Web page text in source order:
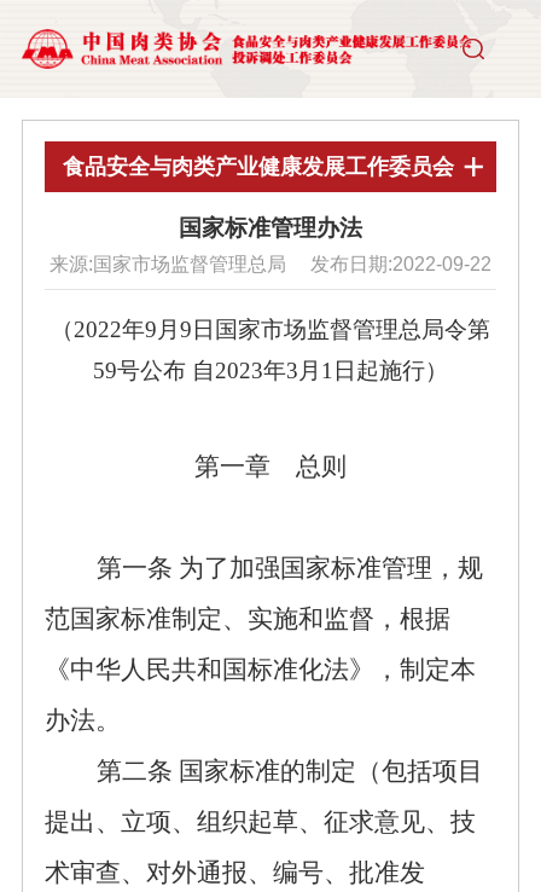
食品安全与肉类产业健康发展工作委员会
国家标准管理办法
来源:国家市场监督管理总局 发布日期:2022-09-22
（2022年9月9日国家市场监督管理总局令第
59号公布 自2023年3月1日起施行）
第一章 总则
第一条 为了加强国家标准管理， 规
范国家标准制定、实施和监督， 根据
《中华人民共和国标准化法》，制定本
办法。
第二条 国家标准的制定（包括项目
提出、立项、组织起草、征求意见、技
术审查、对外通报、编号、批准发